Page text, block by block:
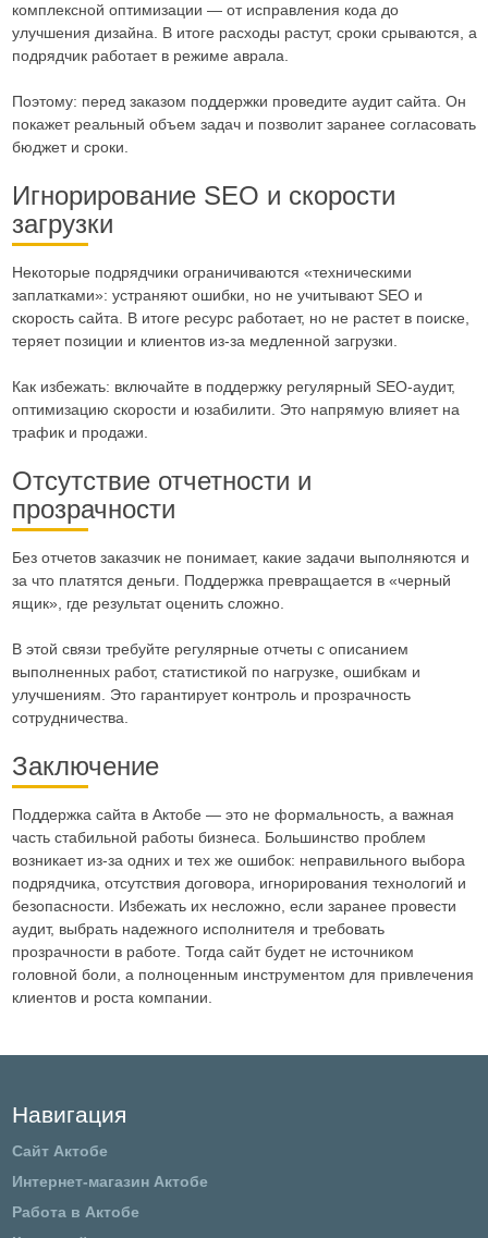
комплексной оптимизации — от исправления кода до
улучшения дизайна. В итоге расходы растут, сроки срываются, а
подрядчик работает в режиме аврала.
Поэтому: перед заказом поддержки проведите аудит сайта. Он
покажет реальный объем задач и позволит заранее согласовать
бюджет и сроки.
Игнорирование SEO и скорости
загрузки
Некоторые подрядчики ограничиваются «техническими
заплатками»: устраняют ошибки, но не учитывают SEO и
скорость сайта. В итоге ресурс работает, но не растет в поиске,
теряет позиции и клиентов из-за медленной загрузки.
Как избежать: включайте в поддержку регулярный SEO-аудит,
оптимизацию скорости и юзабилити. Это напрямую влияет на
трафик и продажи.
Отсутствие отчетности и
прозрачности
Без отчетов заказчик не понимает, какие задачи выполняются и
за что платятся деньги. Поддержка превращается в «черный
ящик», где результат оценить сложно.
В этой связи требуйте регулярные отчеты с описанием
выполненных работ, статистикой по нагрузке, ошибкам и
улучшениям. Это гарантирует контроль и прозрачность
сотрудничества.
Заключение
Поддержка сайта в Актобе — это не формальность, а важная
часть стабильной работы бизнеса. Большинство проблем
возникает из-за одних и тех же ошибок: неправильного выбора
подрядчика, отсутствия договора, игнорирования технологий и
безопасности. Избежать их несложно, если заранее провести
аудит, выбрать надежного исполнителя и требовать
прозрачности в работе. Тогда сайт будет не источником
головной боли, а полноценным инструментом для привлечения
клиентов и роста компании.
Навигация
Сайт Актобе
Интернет-магазин Актобе
Работа в Актобе